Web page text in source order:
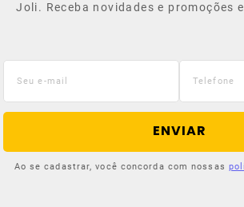
Joli. Receba novidades e promoções
ENVIAR
Ao se cadastrar, você concorda com nossas